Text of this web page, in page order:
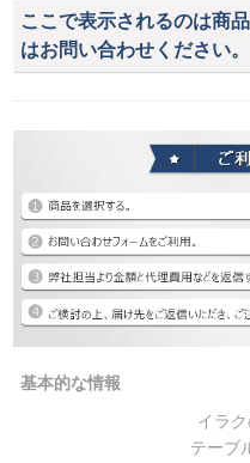
ここで表示されるのは商
はお問い合わせください。
基本的な情報
イラ
テーブ